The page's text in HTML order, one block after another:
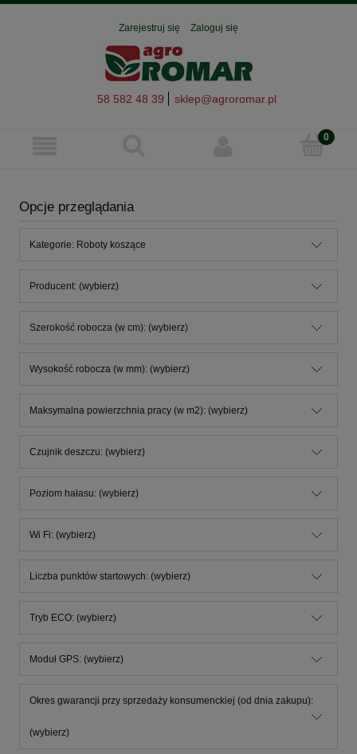
Zarejestruj się Zaloguj się
58 582 48 39 sklep@agroromar.pl
Opcje przeglądania
Kategorie: Roboty koszące
Producent: (wybierz)
Szerokość robocza (w cm): (wybierz)
Wysokość robocza (w mm): (wybierz)
Maksymalna powierzchnia pracy (w m2): (wybierz)
Czujnik deszczu: (wybierz)
Poziom hałasu: (wybierz)
Wi Fi: (wybierz)
Liczba punktów startowych: (wybierz)
Tryb ECO: (wybierz)
Moduł GPS: (wybierz)
Okres gwarancji przy sprzedaży konsumenckiej (od dnia zakupu):
(wybierz)